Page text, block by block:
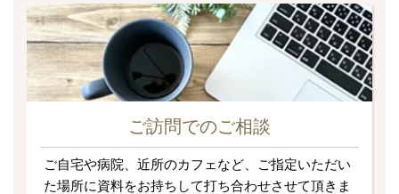
ご訪問でのご相談
ご自宅や病院、近所のカフェなど、ご指定いただい
た場所に資料をお持ちして打ち合わせさせて頂きま